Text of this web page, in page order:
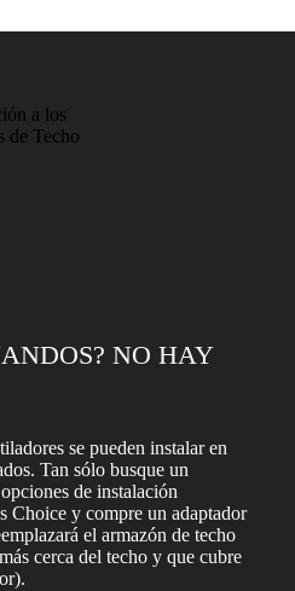
NO HAY
se pueden instalar en
Tan sólo busque un
de instalación
Choice y compre un adaptador
el armazón de techo
cerca del techo y que cubre